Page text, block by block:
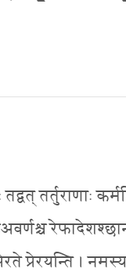
तर्तुराणाः
प्रेरयन्ति ।